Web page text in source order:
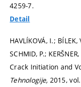
4259-7.
Detail
HAVLÍKOVÁ, I.;
SCHMID, P.;
Crack Initiation and
Tehnologije, 2015,